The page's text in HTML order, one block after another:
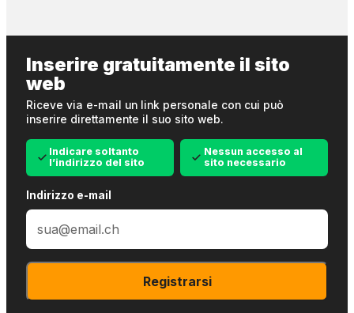
Inserire gratuitamente il sito
web
Riceve via e-mail un link personale con cui può
inserire direttamente il suo sito web.
Indicare soltanto
l’indirizzo del sito
Nessun accesso al
sito necessario
Indirizzo e-mail
Registrarsi